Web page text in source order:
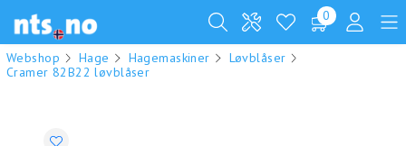
0
Webshop Hage Hagemaskiner
Løvblåser
Cramer 82B22 løvblåser